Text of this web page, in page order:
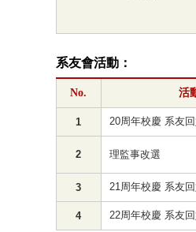
系友會活動：
No. 活
1 20周年校慶 系友
2 理監事改選
3 21周年校慶 系友
4 22周年校慶 系友